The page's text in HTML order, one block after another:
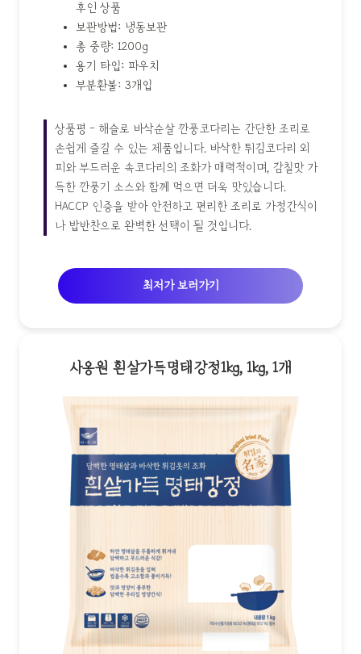
후인 상품
보관방법: 냉동보관
총 중량: 1200g
용기 타입: 파우치
부분환불: 3개입
상품평 - 해슬로 바삭순살 깐풍코다리는 간단한 조리로
손쉽게 즐길 수 있는 제품입니다. 바삭한 튀김코다리 외
피와 부드러운 속코다리의 조화가 매력적이며, 감칠맛 가
득한 깐풍기 소스와 함께 먹으면 더욱 맛있습니다.
HACCP 인증을 받아 안전하고 편리한 조리로 가정간식이
나 밥반찬으로 완벽한 선택이 될 것입니다.
최저가 보러가기
사옹원 흰살가득명태강정1kg, 1kg, 1개